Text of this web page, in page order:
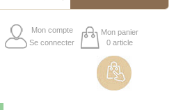
Mon compte
Se connecter
Mon panier
0 article